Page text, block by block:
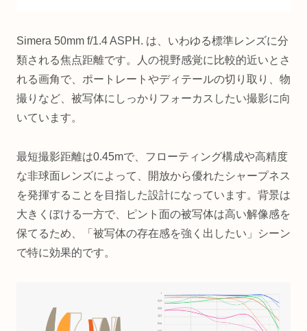
Simera 50mm f/1.4 ASPH. は、いわゆる標準レンズに分
類される焦点距離です。人の視野感覚に比較的近いとさ
れる画角で、ポートレートやディテールの切り取り、物
撮りなど、被写体にしっかりフォーカスしたい撮影に向
いています。
最短撮影距離は0.45mで、フローティング構成や高精度
な非球面レンズによって、開放から優れたシャープネス
を発揮することを目指した設計になっています。背景は
大きくぼける一方で、ピント面の被写体は高い解像感を
保てるため、「被写体の存在感を強く出したい」シーン
で特に効果的です。